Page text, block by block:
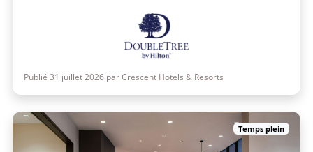
Publié 31 juillet 2026 par Crescent Hotels & Resorts
Temps plein